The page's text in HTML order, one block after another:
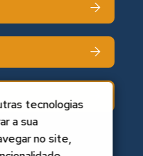
tecnologias
a sua
no site,